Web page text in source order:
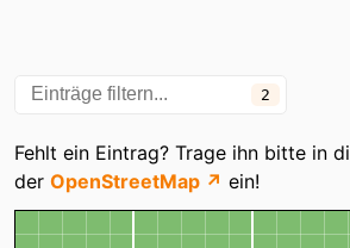
2
Fehlt ein Eintrag? Trage ihn bitte in
der OpenStreetMap ↗ ein!
Karte